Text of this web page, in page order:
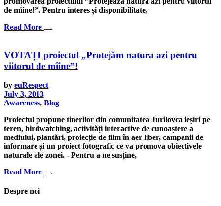
de mîine!”. Pentru interes și disponibilitate,
Read More
VOTAȚI proiectul „Protejăm natura azi pentru
viitorul de mîine”!
by euRespect
July 3, 2013
Awareness, Blog
Proiectul propune tinerilor din comunitatea Jurilovca ieșiri pe
teren, birdwatching, activități interactive de cunoaștere a
mediului, plantări, proiecție de film în aer liber, campanii de
informare și un proiect fotografic ce va promova obiectivele
naturale ale zonei. - Pentru a ne susține,
Read More
Despre noi